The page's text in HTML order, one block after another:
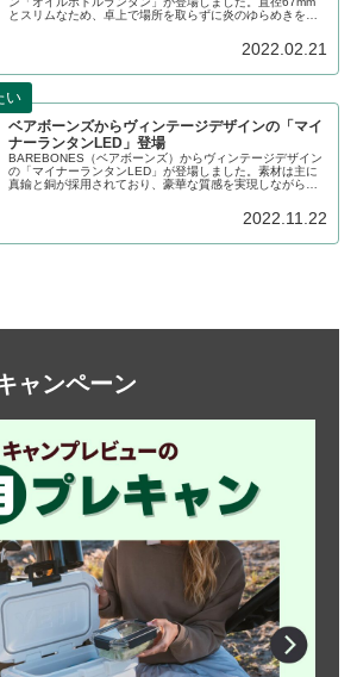
とスリムなため、卓上で場所を取らずに炎のゆらめきを楽
2022.02.21
ベアボーンズからヴィンテージデザインの「マイ
ナーランタンLED」登場
BAREBONES（ベアボーンズ）からヴィンテージデザイン
の「マイナーランタンLED」が登場しました。素材は主に
真鍮と銅が採用されており、豪華な質感を実現しながら
2022.11.22
ャンペーン